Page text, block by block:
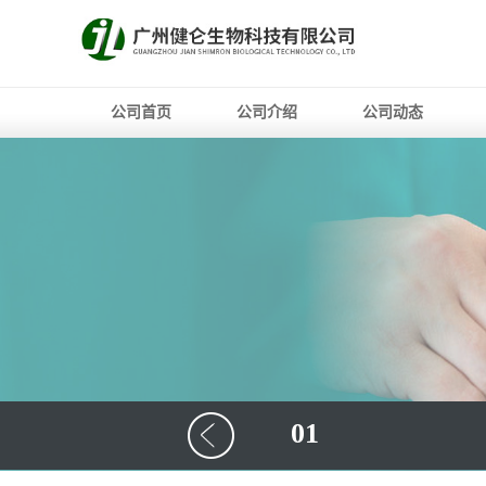
公司首页 公司介绍 公司动态
01